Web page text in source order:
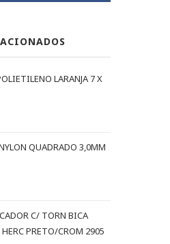
LARANJA 7 X
QUADRADO 3,0MM
C/ TORN BICA
PRETO/CROM 2905